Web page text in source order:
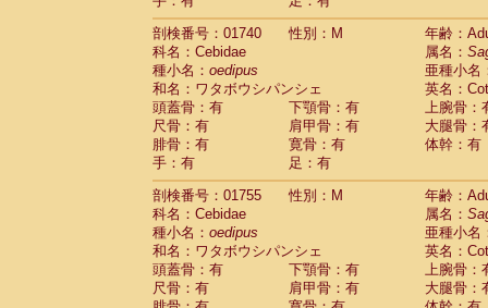
CercopithecidaeColobus angolensis
CercopithecidaeColobus guereza (0)
Cercopithecidae Colobus polykomos
Cercopithecidae Piliocolobus badius
Cercopithecidae Kasi senex vetulus(0)
CercopithecidaeKasi senex
CercopithecidaeNasalis larvatus(0)
CercopithecidaePresbytes
CercopithecidaePygathrix nemaeus
CercopithecidaeSemnopithecus
Cercopithecidae
Trachypithecus
Cercopithecidae
Trachypithecus
Cercopithecidae
Trachypithecus
CercopithecidaeTrachypithecus
CercopithecidaeColobinae spp.(0)
剖検番号：01740
性別：M
年齢：
科名：Cebidae
属名：
種小名： oedipus
亜種小名
和名：ワタボウシパンシェ
英名：
頭蓋骨：有
下顎骨：有
上腕骨：
尺骨：有
肩甲骨：有
大腿骨：
腓骨：有
寛骨：有
体幹：有
手：有
足：有
剖検番号：01755
性別：M
年齢：
科名：Cebidae
属名：
種小名： oedipus
亜種小名
和名：ワタボウシパンシェ
英名：
頭蓋骨：有
下顎骨：有
上腕骨：
尺骨：有
肩甲骨：有
大腿骨：